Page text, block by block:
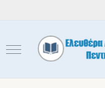
Mobile Menu Toggle